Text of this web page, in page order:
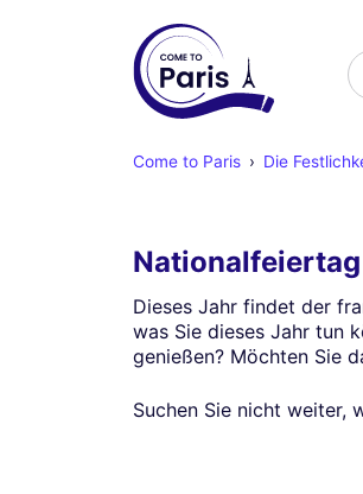
Come to Paris Die
Dieses Jahr findet der
was Sie dieses Jahr tun
genießen? Möchten Sie
Suchen Sie nicht weiter,